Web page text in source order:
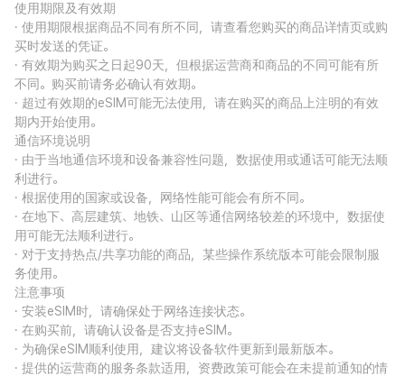
使用期限及有效期
· 使用期限根据商品不同有所不同，请查看您购买的商品详情页或购
买时发送的凭证。
· 有效期为购买之日起90天，但根据运营商和商品的不同可能有所
不同。购买前请务必确认有效期。
· 超过有效期的eSIM可能无法使用，请在购买的商品上注明的有效
期内开始使用。
通信环境说明
· 由于当地通信环境和设备兼容性问题，数据使用或通话可能无法顺
利进行。
· 根据使用的国家或设备，网络性能可能会有所不同。
· 在地下、高层建筑、地铁、山区等通信网络较差的环境中，数据使
用可能无法顺利进行。
· 对于支持热点/共享功能的商品，某些操作系统版本可能会限制服
务使用。
注意事项
· 安装eSIM时，请确保处于网络连接状态。
· 在购买前，请确认设备是否支持eSIM。
· 为确保eSIM顺利使用，建议将设备软件更新到最新版本。
· 提供的运营商的服务条款适用，资费政策可能会在未提前通知的情